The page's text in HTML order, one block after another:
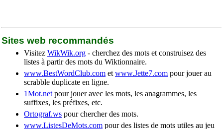
Sites web recommandés
Visitez WikWik.org - cherchez des mots et construisez des
listes à partir des mots du Wiktionnaire.
www.BestWordClub.com et www.Jette7.com pour jouer au
scrabble duplicate en ligne.
1Mot.net pour jouer avec les mots, les anagrammes, les
suffixes, les préfixes, etc.
Ortograf.ws pour chercher des mots.
www.ListesDeMots.com pour des listes de mots utiles au jeu